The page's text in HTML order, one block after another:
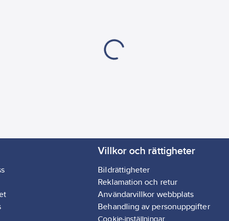
Villkor och rättigheter
Bildrättigheter
Reklamation och retur
Användarvillkor webbplats
Behandling av personuppgifter
Cookie-inställningar